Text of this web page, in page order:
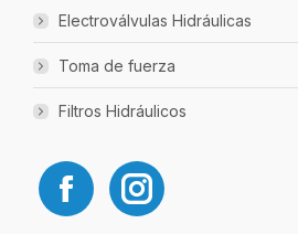
Electroválvulas Hidráulicas
Toma de fuerza
Filtros Hidráulicos